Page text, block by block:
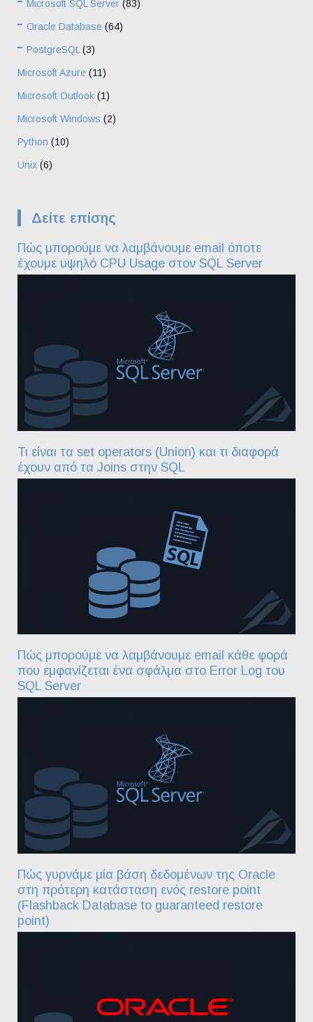
Microsoft SQL Server (83)
Oracle Database (64)
PostgreSQL (3)
Microsoft Azure (11)
Microsoft Outlook (1)
Microsoft Windows (2)
Python (10)
Unix (6)
Δείτε επίσης
Πώς μπορούμε να λαμβάνουμε email όποτε
έχουμε υψηλό CPU Usage στον SQL Server
Τι είναι τα set operators (Union) και τι διαφορά
έχουν από τα Joins στην SQL
Πώς μπορούμε να λαμβάνουμε email κάθε φορά
που εμφανίζεται ένα σφάλμα στο Error Log του
SQL Server
Πώς γυρνάμε μία βάση δεδομένων της Oracle
στη πρότερη κατάσταση ενός restore point
(Flashback Database to guaranteed restore
point)